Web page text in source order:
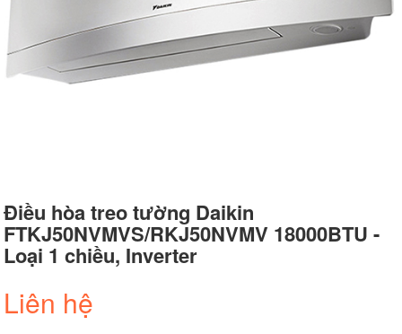
Điều hòa treo tường Daikin
FTKJ50NVMVS/RKJ50NVMV 18000BTU -
Loại 1 chiều, Inverter
Liên hệ